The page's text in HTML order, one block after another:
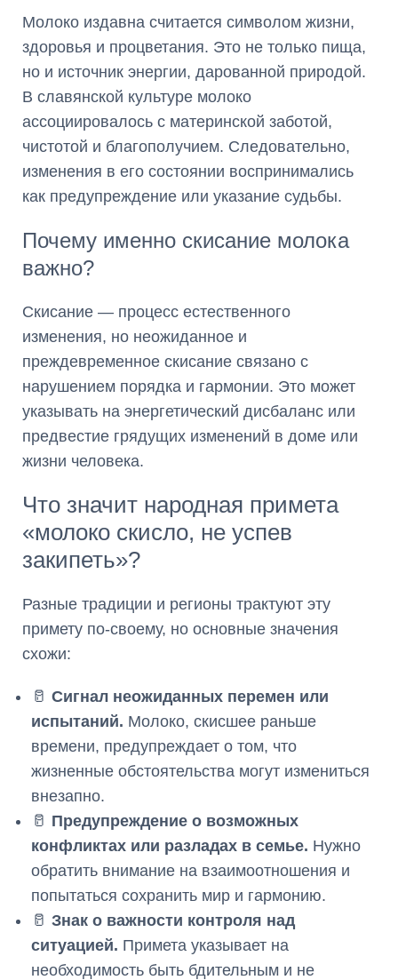
Молоко издавна считается символом жизни,
здоровья и процветания. Это не только пища,
но и источник энергии, дарованной природой.
В славянской культуре молоко
ассоциировалось с материнской заботой,
чистотой и благополучием. Следовательно,
изменения в его состоянии воспринимались
как предупреждение или указание судьбы.
Почему именно скисание молока
важно?
Скисание — процесс естественного
изменения, но неожиданное и
преждевременное скисание связано с
нарушением порядка и гармонии. Это может
указывать на энергетический дисбаланс или
предвестие грядущих изменений в доме или
жизни человека.
Что значит народная примета
«молоко скисло, не успев
закипеть»?
Разные традиции и регионы трактуют эту
примету по-своему, но основные значения
схожи:
🥛 Сигнал неожиданных перемен или
испытаний. Молоко, скисшее раньше
времени, предупреждает о том, что
жизненные обстоятельства могут измениться
внезапно.
🥛 Предупреждение о возможных
конфликтах или разладах в семье. Нужно
обратить внимание на взаимоотношения и
попытаться сохранить мир и гармонию.
🥛 Знак о важности контроля над
ситуацией. Примета указывает на
необходимость быть бдительным и не